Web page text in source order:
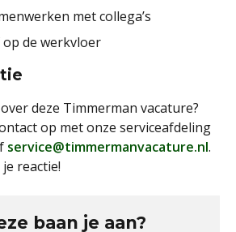
met collega’s
de werkvloer
deze Timmerman vacature?
op met onze serviceafdeling
service@timmermanvacature.nl.
reactie!
baan je aan?